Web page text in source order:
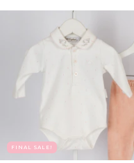
FINAL SALE!